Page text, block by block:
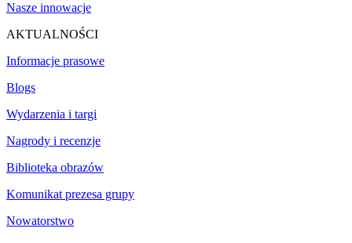
Nasze innowacje
AKTUALNOŚCI
Informacje prasowe
Blogs
Wydarzenia i targi
Nagrody i recenzje
Biblioteka obrazów
Komunikat prezesa grupy
Nowatorstwo